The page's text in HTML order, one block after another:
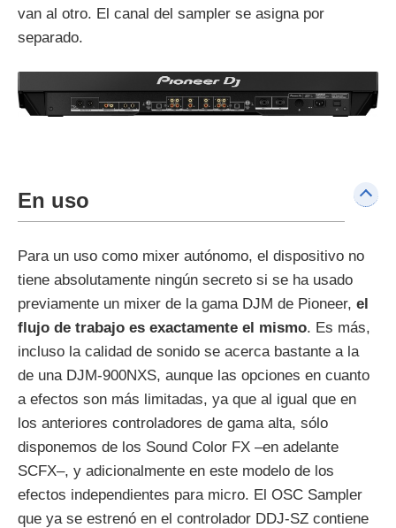
van al otro. El canal del sampler se asigna por
separado.
En uso
Para un uso como mixer autónomo, el dispositivo no
tiene absolutamente ningún secreto si se ha usado
previamente un mixer de la gama DJM de Pioneer, el
flujo de trabajo es exactamente el mismo. Es más,
incluso la calidad de sonido se acerca bastante a la
de una DJM-900NXS, aunque las opciones en cuanto
a efectos son más limitadas, ya que al igual que en
los anteriores controladores de gama alta, sólo
disponemos de los Sound Color FX –en adelante
SCFX–, y adicionalmente en este modelo de los
efectos independientes para micro. El OSC Sampler
que ya se estrenó en el controlador DDJ-SZ contiene